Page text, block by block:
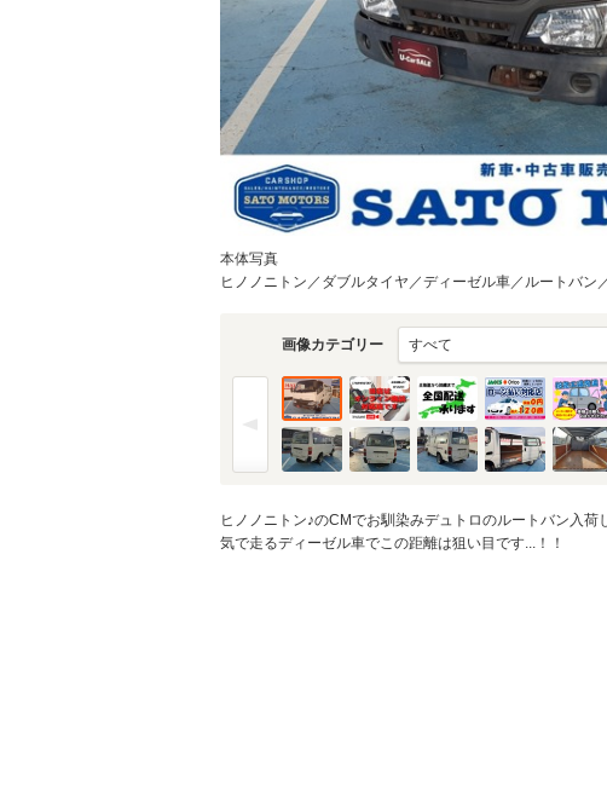
本体写真
ヒノノニトン／ダブルタイヤ／ディーゼル車／ルートバン
画像カテゴリー
ヒノノニトン♪のCMでお馴染みデュトロのルートバン入
気で走るディーゼル車でこの距離は狙い目です...！！
物件価格
頭金
支払回数・金利
支払回数
通常ローン・支払総額 で計算
支払額 3.7万円
利息